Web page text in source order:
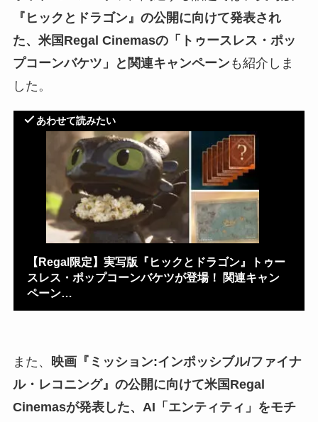
『ヒックとドラゴン』の公開に向けて発表され
た、米国Regal Cinemasの「トゥースレス・ポッ
プコーンバケツ」と関連キャンペーンも紹介しま
した。
あわせて読みたい
【Regal限定】実写版『ヒックとドラゴン』トゥー
スレス・ポップコーンバケツが登場！ 関連キャン
ペーン…
また、 映画『ミッション:インポッシブル/ファイナ
ル・レコニング』の公開に向けて米国Regal
Cinemasが発表した、AI「エンティティ」をモチ